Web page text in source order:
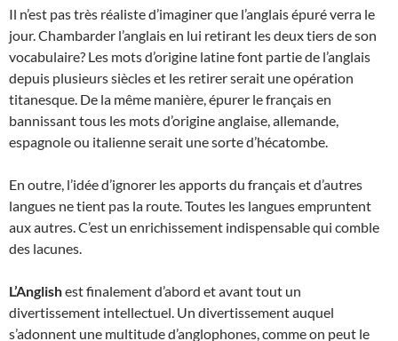
Il n’est pas très réaliste d’imaginer que l’anglais épuré verra le
jour. Chambarder l’anglais en lui retirant les deux tiers de son
vocabulaire? Les mots d’origine latine font partie de l’anglais
depuis plusieurs siècles et les retirer serait une opération
titanesque. De la même manière, épurer le français en
bannissant tous les mots d’origine anglaise, allemande,
espagnole ou italienne serait une sorte d’hécatombe.
En outre, l’idée d’ignorer les apports du français et d’autres
langues ne tient pas la route. Toutes les langues empruntent
aux autres. C’est un enrichissement indispensable qui comble
des lacunes.
L’Anglishest finalement d’abord et avant tout un
divertissement intellectuel. Un divertissement auquel
s’adonnent une multitude d’anglophones, comme on peut le